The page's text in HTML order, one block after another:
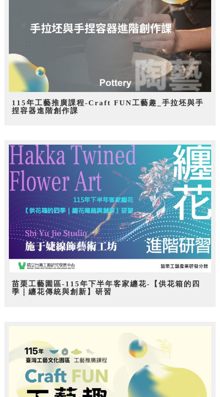
115年工藝推廣課程-Craft FUN工藝趣_手拉坯與手
捏容器進階創作課
苗栗工藝園區-115年下半年客家纏花-【供花箱的四
季｜纏花傳統與創新】研習